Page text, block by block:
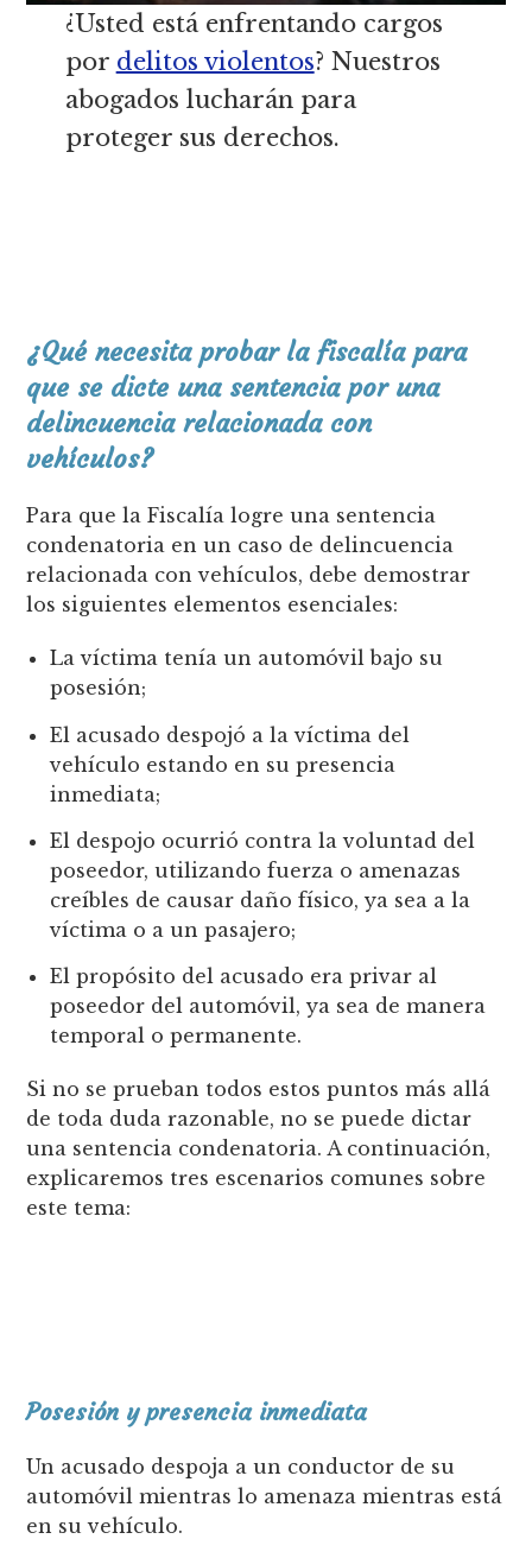
¿Usted está enfrentando cargos
por delitos violentos? Nuestros
abogados lucharán para
proteger sus derechos.
¿Qué necesita probar la fiscalía para
que se dicte una sentencia por una
delincuencia relacionada con
vehículos?
Para que la Fiscalía logre una sentencia
condenatoria en un caso de delincuencia
relacionada con vehículos, debe demostrar
los siguientes elementos esenciales:
La víctima tenía un automóvil bajo su
posesión;
El acusado despojó a la víctima del
vehículo estando en su presencia
inmediata;
El despojo ocurrió contra la voluntad del
poseedor, utilizando fuerza o amenazas
creíbles de causar daño físico, ya sea a la
víctima o a un pasajero;
El propósito del acusado era privar al
poseedor del automóvil, ya sea de manera
temporal o permanente.
Si no se prueban todos estos puntos más allá
de toda duda razonable, no se puede dictar
una sentencia condenatoria. A continuación,
explicaremos tres escenarios comunes sobre
este tema:
Posesión y presencia inmediata
Un acusado despoja a un conductor de su
automóvil mientras lo amenaza mientras está
en su vehículo.